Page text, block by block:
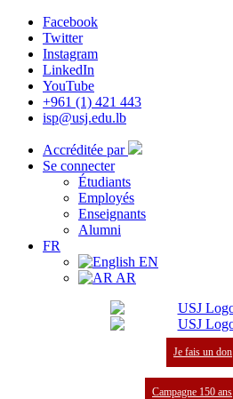
Facebook
Twitter
Instagram
LinkedIn
YouTube
+961 (1) 421 443
isp@usj.edu.lb
Accréditée par
Se connecter
Étudiants
Employés
Enseignants
Alumni
FR
EN
AR
Je fais un don
Campagne 150 ans